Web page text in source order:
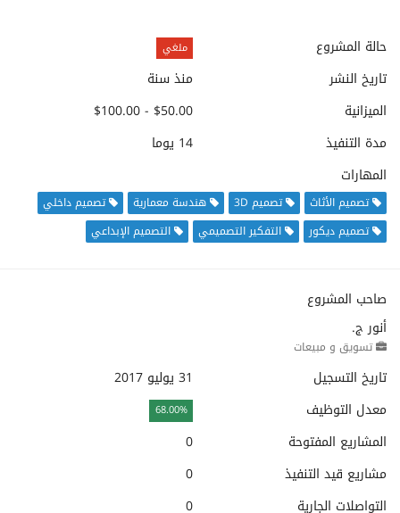
حالة المشروع ملغي
تاريخ النشر
منذ سنة
الميزانية
$50.00 - $100.00
مدة التنفيذ
14 يوما
المهارات
تصميم الأثاث تصميم 3D هندسة معمارية
تصميم داخلي
تصميم ديكور
التفكير التصميمي التصميم الإبداعي
صاحب المشروع
أنور ج.
تسويق و مبيعات
تاريخ التسجيل
31 يوليو 2017
معدل التوظيف
68.00%
المشاريع المفتوحة
0
مشاريع قيد التنفيذ
0
التواصلات الجارية
0